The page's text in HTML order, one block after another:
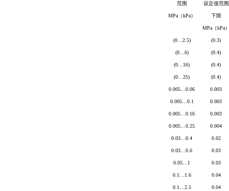
范围
MPa（kPa）
设定值范围
下限
MPa（kPa
(0… 2.5)
(0… 6)
(0 16)
(0 …25)
(0.3)
(0.4)
(0.4)
(0.4)
0.005 …0.06
0.005… 0.1
0.005 …0.16
0.005 …0.25
0.003
0.003
0.003
0.004
0.03 …0.4
0.03 …0.6
0.05 1
0.02
0.03
0.03
0.1 1.6
0.1 2.5
0.04
0.04